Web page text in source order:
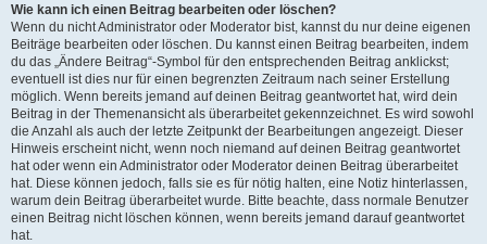
Wie kann ich einen Beitrag bearbeiten oder löschen?
Wenn du nicht Administrator oder Moderator bist, kannst du nur deine eigenen
Beiträge bearbeiten oder löschen. Du kannst einen Beitrag bearbeiten, indem
du das „Ändere Beitrag“-Symbol für den entsprechenden Beitrag anklickst;
eventuell ist dies nur für einen begrenzten Zeitraum nach seiner Erstellung
möglich. Wenn bereits jemand auf deinen Beitrag geantwortet hat, wird dein
Beitrag in der Themenansicht als überarbeitet gekennzeichnet. Es wird sowohl
die Anzahl als auch der letzte Zeitpunkt der Bearbeitungen angezeigt. Dieser
Hinweis erscheint nicht, wenn noch niemand auf deinen Beitrag geantwortet
hat oder wenn ein Administrator oder Moderator deinen Beitrag überarbeitet
hat. Diese können jedoch, falls sie es für nötig halten, eine Notiz hinterlassen,
warum dein Beitrag überarbeitet wurde. Bitte beachte, dass normale Benutzer
einen Beitrag nicht löschen können, wenn bereits jemand darauf geantwortet
hat.